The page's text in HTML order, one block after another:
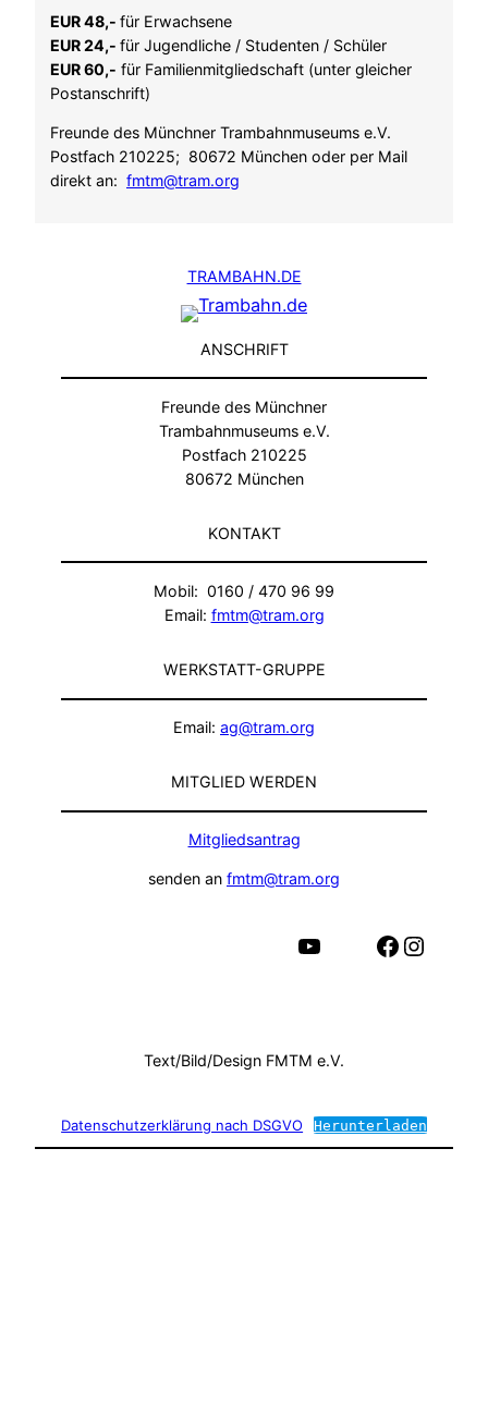
EUR 48,- für Erwachsene
EUR 24,- für Jugendliche / Studenten / Schüler
EUR 60,- für Familienmitgliedschaft (unter gleicher
Postanschrift)
Freunde des Münchner Trambahnmuseums e.V.
Postfach 210225; 80672 München oder per Mail
direkt an: fmtm@tram.org
TRAMBAHN.DE
ANSCHRIFT
Freunde des Münchner
Trambahnmuseums e.V.
Postfach 210225
80672 München
KONTAKT
Mobil: 0160 / 470 96 99
Email: fmtm@tram.org
WERKSTATT-GRUPPE
Email: ag@tram.org
MITGLIED WERDEN
Mitgliedsantrag
senden an fmtm@tram.org
Facebook Instagram
YouTube
Text/Bild/Design FMTM e.V.
Datenschutzerklärung nach DSGVO Herunterladen